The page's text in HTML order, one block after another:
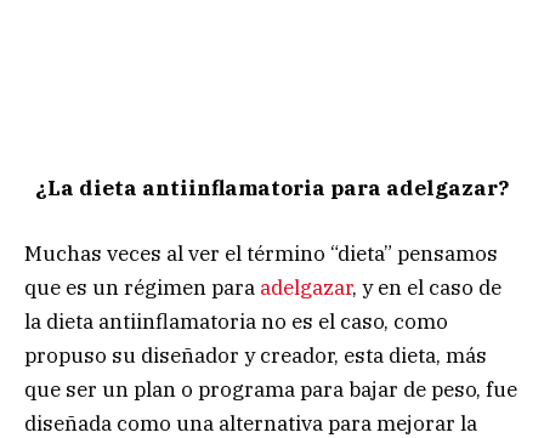
¿La dieta antiinflamatoria para adelgazar?
Muchas veces al ver el término “dieta” pensamos
que es un régimen para adelgazar, y en el caso de
la dieta antiinflamatoria no es el caso, como
propuso su diseñador y creador, esta dieta, más
que ser un plan o programa para bajar de peso, fue
diseñada como una alternativa para mejorar la